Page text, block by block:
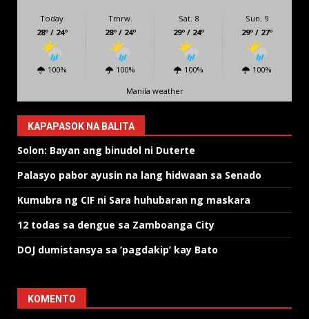
Today
28º / 24º
100%
Tmrw.
28º / 24º
100%
Sat. 8
29º / 24º
100%
Sun. 9
29º / 27º
100%
Manila weather
KAPAPASOK NA BALITA
Solon: Bayan ang binudol ni Duterte
Palasyo pabor ayusin na lang hidwaan sa Senado
Kumubra ng CIF ni Sara huhubaran ng maskara
12 todas sa dengue sa Zamboanga City
DOJ dumistansya sa ‘pagdakip’ kay Bato
KOMENTO